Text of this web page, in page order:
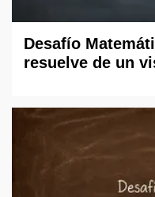
Desafío
resuelve de un